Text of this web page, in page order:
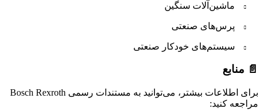
ماشین‌آلات سنگین
پرس‌های صنعتی
سیستم‌های خودکار صنعتی
📄 منابع
برای اطلاعات بیشتر، می‌توانید به مستندات رسمی Bosch Rexroth
مراجعه کنید: